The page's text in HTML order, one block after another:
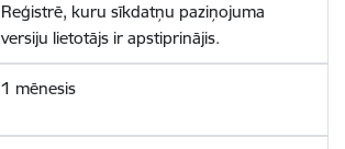
Reģistrē, kuru sīkdatņu paziņojuma
versiju lietotājs ir apstiprinājis.
1 mēnesis